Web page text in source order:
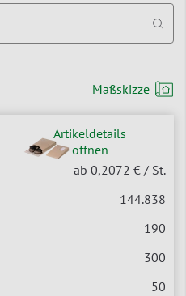
Maßskizze
Artikeldetails
öffnen
ab 0,2072 € / St.
144.838
190
300
50